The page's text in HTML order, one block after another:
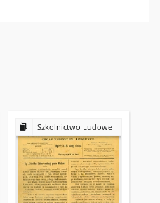
Szkolnictwo Ludowe